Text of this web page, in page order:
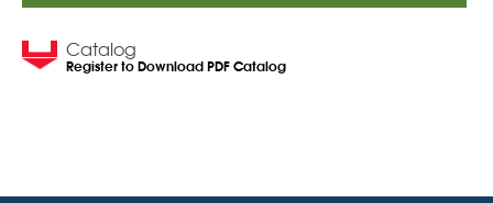
Catalog
Register to Download PDF Catalog